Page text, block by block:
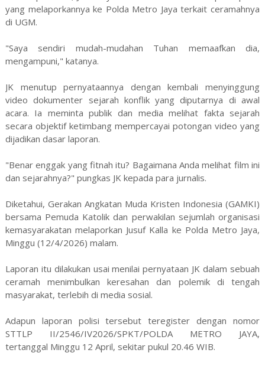
yang melaporkannya ke Polda Metro Jaya terkait ceramahnya
di UGM.
"Saya sendiri mudah-mudahan Tuhan memaafkan dia,
mengampuni," katanya.
JK menutup pernyataannya dengan kembali menyinggung
video dokumenter sejarah konflik yang diputarnya di awal
acara. Ia meminta publik dan media melihat fakta sejarah
secara objektif ketimbang mempercayai potongan video yang
dijadikan dasar laporan.
"Benar enggak yang fitnah itu? Bagaimana Anda melihat film ini
dan sejarahnya?" pungkas JK kepada para jurnalis.
Diketahui, Gerakan Angkatan Muda Kristen Indonesia (GAMKI)
bersama Pemuda Katolik dan perwakilan sejumlah organisasi
kemasyarakatan melaporkan Jusuf Kalla ke Polda Metro Jaya,
Minggu (12/4/2026) malam.
Laporan itu dilakukan usai menilai pernyataan JK dalam sebuah
ceramah menimbulkan keresahan dan polemik di tengah
masyarakat, terlebih di media sosial.
Adapun laporan polisi tersebut teregister dengan nomor
STTLP II/2546/IV2026/SPKT/POLDA METRO JAYA,
tertanggal Minggu 12 April, sekitar pukul 20.46 WIB.